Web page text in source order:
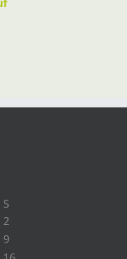
S
2
9